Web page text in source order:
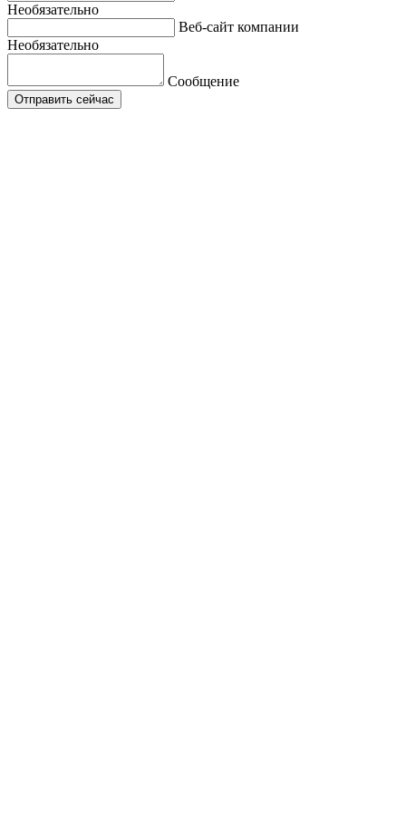
Необязательно
Веб-сайт компании
Необязательно
Сообщение
Отправить сейчас